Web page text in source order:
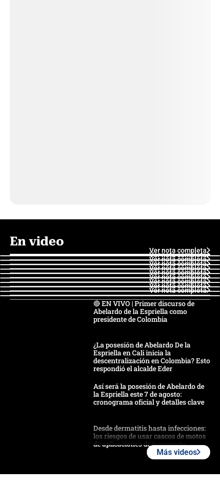
En video
Ver nota completa
Ver nota completa
Ver nota completa
Ver nota completa
Ver nota completa
Ver nota completa
Ver nota completa
Ver nota completa
Ver nota completa
Ver nota completa
🔴 EN VIVO | Primer discurso de
Abelardo de la Espriella como
presidente de Colombia
¿La posesión de Abelardo De la
Espriella en Cali inicia la
descentralización en Colombia? Esto
respondió el alcalde Eder
Así será la posesión de Abelardo de
la Espriella este 7 de agosto:
cronograma oficial y detalles clave
Desde dermatitis hasta infecciones:
los riesgos de usar cascos de motos
de aplicaciones de transporte
celular? Requisitos, pasos y
Más videos